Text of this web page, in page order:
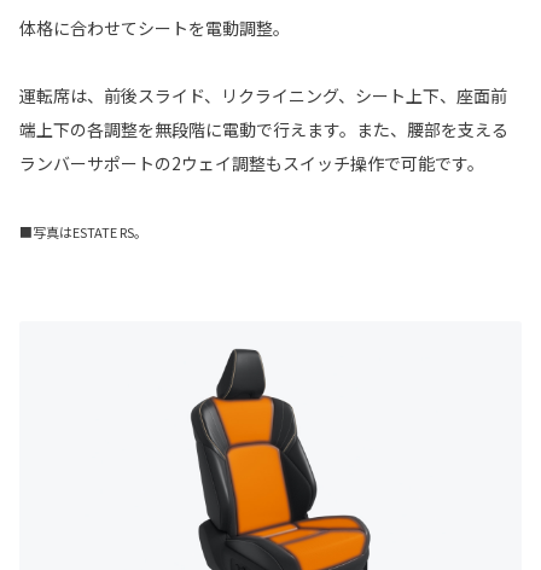
体格に合わせてシートを電動調整。
運転席は、前後スライド、リクライニング、シート上下、座面前
端上下の各調整を無段階に電動で行えます。また、腰部を支える
ランバーサポートの2ウェイ調整もスイッチ操作で可能です。
■写真はESTATE RS。